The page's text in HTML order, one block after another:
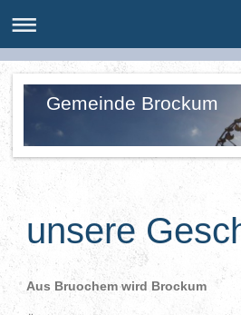
Gemeinde Brockum
unsere
Aus Bruochem wird Brockum